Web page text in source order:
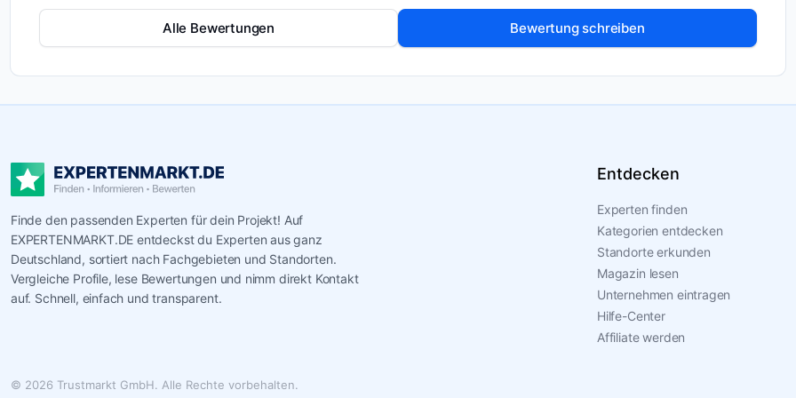
Alle Bewertungen Bewertung schreiben
Finde den passenden Experten für dein Projekt! Auf
EXPERTENMARKT.DE entdeckst du Experten aus ganz
Deutschland, sortiert nach Fachgebieten und Standorten.
Vergleiche Profile, lese Bewertungen und nimm direkt Kontakt
auf. Schnell, einfach und transparent.
Entdecken
Experten finden
Kategorien entdecken
Standorte erkunden
Magazin lesen
Unternehmen eintragen
Hilfe-Center
Affiliate werden
© 2026 Trustmarkt GmbH. Alle Rechte vorbehalten.